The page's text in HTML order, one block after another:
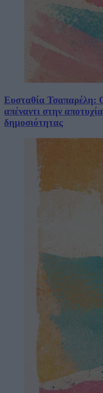
Ευσταθία Τσαπαρέλη:
απέναντι στην
δημοσιότητας